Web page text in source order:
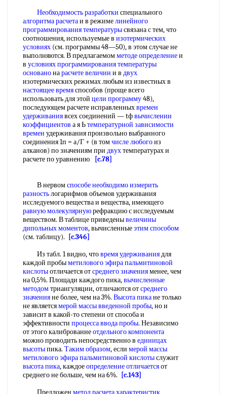
Необходимость разработки специального
алгоритма расчетаи в режимелинейного
программирования температурысвязана с тем, что
соотношения, используемые в изотермических
условиях (см. программы 48—50), в этом случае не
выполняются. В предлагаемомметоде определениеи
в условиях программированиятемпературы
основанонарасчете величин и в двух
изотермических режимах любым из известных в
настоящее времяспособов (проще всего
использовать для этой цели программу48),
последующем расчете исправленныхвремен
удерживаниявсех соединений — tфвычислении
коэффициентов а я Ьтемпературной зависимости
времен удерживания произвольно выбранного
соединения 1п = а/Г + (в томчисле любогоиз
алканов) по значениям при двухтемпературах и
расчете по уравнению
[c.78]
В нервомспособе необходимоизмерить
разностьлогарифмов объемов удерживания
исследуемого вещества и вещества, имеющего
равную молекулярнуюрефракцию с исследуемым
веществом. В таблице приведенывеличины
дипольных моментов, вычисленныеэтим способом
(см. таблицу).
[c.346]
Из табл. 1 видно, чтовремя удерживаниядля
каждой пробыметилового эфира пальмитиновой
кислотыотличается отсреднего значенияменее, чем
на 0,5%. Площади каждого пика,вычисленные
методомтриангуляции, отличаются отсреднего
значенияне более, чем на 3%. Высота пикане только
не являетсямерой массывведенной пробы, но и
зависит в какой-то степени от способа и
эффективности процесса ввода пробы. Независимо
от этого калиброваниеотдельного компонента
можно проводить непосредственно в единицах
высотыпика. Таким образом, если мерой массы
метилового эфира пальмитиновой кислотыслужит
высота пика, каждоеопределение отличаетсяот
среднего не больше, чем на 6%.
[c.143]
Предложен метод расчета характеристик